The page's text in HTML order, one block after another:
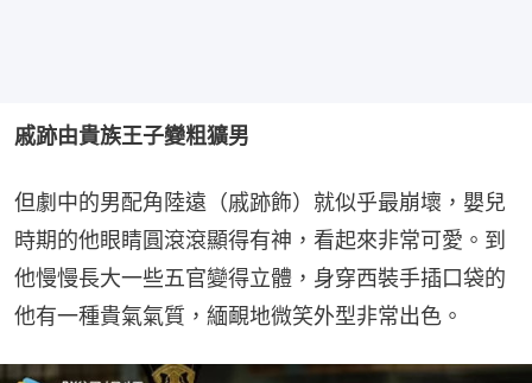
戚跡由貴族王子變粗獷男
但劇中的男配角陸遠（戚跡飾）就似乎最崩壞，嬰兒
時期的他眼睛圓滾滾顯得有神，看起來非常可愛。到
他慢慢長大一些五官變得立體，身穿西裝手插口袋的
他有一種貴氣氣質，緬靦地微笑外型非常出色。